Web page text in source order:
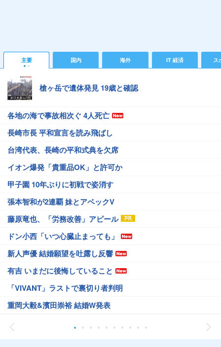
主要 国内 海外 IT 経済 ス
槍ヶ岳で遺体発見 19歳と確認
各地の海で事故相次ぐ 4人死亡
長崎市長 平和宣言を読み飛ばし
台湾代表、長崎の平和式典を欠席
イオン爆発「貴重品OK」と許可か
甲子園 10年ぶりに初戦で姿消す
張本智和が2連覇 妹とアベックV
藤原竜也、「労務改善」アピール
ドン小西「いつ心臓止まっても」
新人声優 結婚願望を吐露し反響
有吉 いまだに後悔していること
「VIVANT」ラストで裏切り者判明
重岡大毅&濱田崇裕 結婚W発表